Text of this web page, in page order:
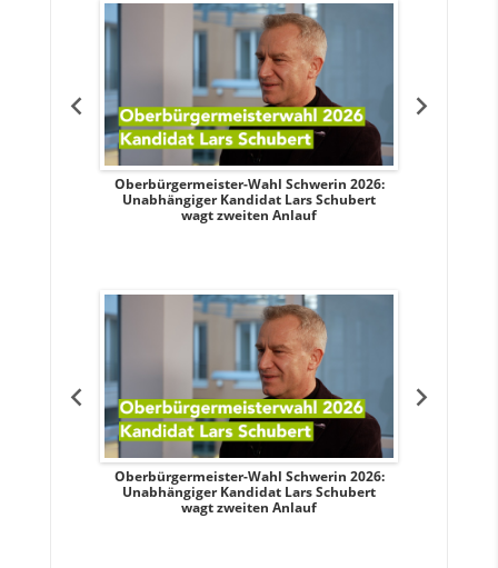
Oberbürgermeister-Wahl Schwerin 2026:
Unabhängiger Kandidat Lars Schubert
wagt zweiten Anlauf
Oberbürgermeister-Wahl Schwerin 2026:
Unabhängiger Kandidat Lars Schubert
wagt zweiten Anlauf